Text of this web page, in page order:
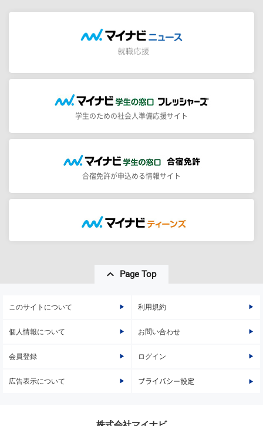
学生のための社会人準備応援サイト
合宿免許が申込める情報サイト
Page Top
このサイトについて 利用規約
個人情報について お問い合わせ
会員登録 ログイン
広告表示について プライバシー設定